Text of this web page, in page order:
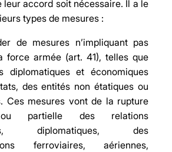
leur accord soit nécessaire. Il a le
types de mesures :
de mesures n’impliquant pas
force armée (art. 41), telles que
diplomatiques et économiques
des entités non étatiques ou
Ces mesures vont de la rupture
partielle des relations
diplomatiques, des
ferroviaires, aériennes,